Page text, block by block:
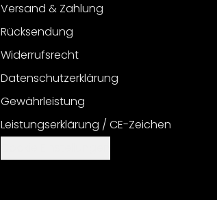
Versand & Zahlung
Rücksendung
Widerrufsrecht
Datenschutzerklärung
Gewährleistung
Leistungserklärung / CE-Zeichen